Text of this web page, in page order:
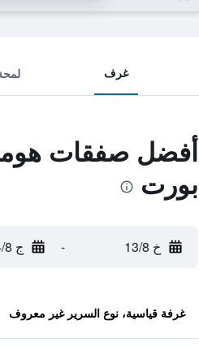
غرف
أفضل صفقات
بورت
خ 13/8 - ج 14/8
غرفة قياسية، نوع السرير غير معروف